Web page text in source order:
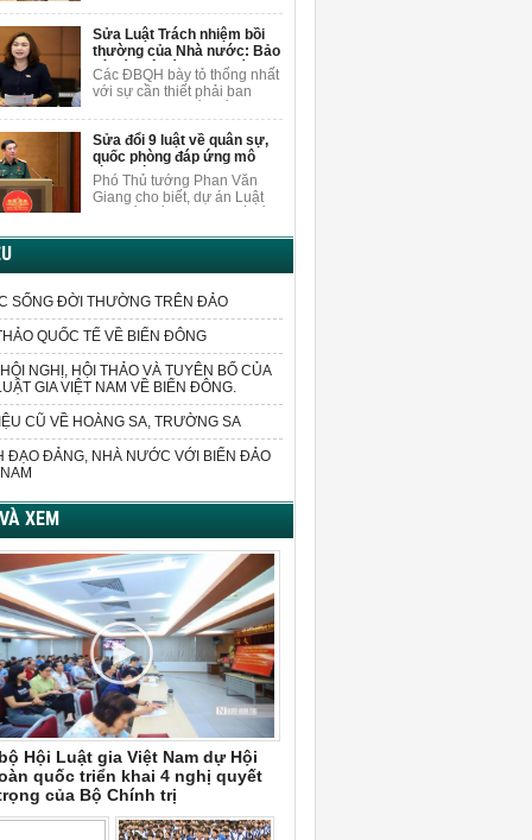
Vương Quốc Thắng cho rằng
cần nghiên cứu, bổ sung các
quy định cụ thể hơn về việc
bảo vệ quyền trong môi
trường AI.
Sửa Luật Trách nhiệm bồi
thường của Nhà nước: Bảo
vệ cán bộ dám nghĩ, dám
làm vì lợi ích chung
Các ĐBQH bày tỏ thống nhất
với sự cần thiết phải ban
một số điều của Luật Trách
nhiệm bồi thường của Nhà
nước.
Sửa đổi 9 luật về quân sự,
quốc phòng đáp ứng mô
hình chính quyền 2 cấp
Phó Thủ tướng Phan Văn
Giang cho biết, dự án Luật
đề cấp bách phát sinh trong
SỐNG ĐỜI THƯỜNG TRÊN ĐẢO
QUỐC TẾ VỀ BIỂN ĐÔNG
NGHỊ, HỘI THẢO VÀ TUYÊN BỐ CỦA
GIA VIỆT NAM VỀ BIỂN ĐÔNG.
CŨ VỀ HOÀNG SA, TRƯỜNG SA
ĐẠO ĐẢNG, NHÀ NƯỚC VỚI BIỂN ĐẢO
XEM
Hội Luật gia Việt Nam dự Hội
quốc triển khai 4 nghị quyết
của Bộ Chính trị